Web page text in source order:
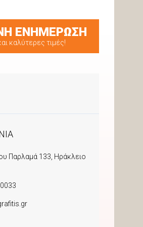
ΕΝΗΜΕΡΩΣΗ
καλύτερες τιμές!
Παρλαμά 133, Ηράκλειο